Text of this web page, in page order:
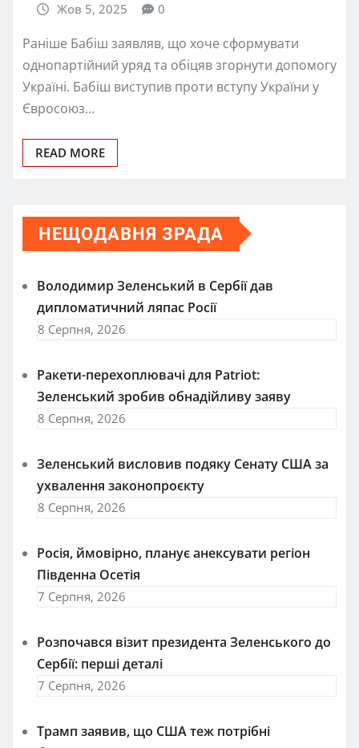
Жов 5, 2025 0
Раніше Бабіш заявляв, що хоче сформувати
однопартійний уряд та обіцяв згорнути допомогу
Україні. Бабіш виступив проти вступу України у
Євросоюз…
READ MORE
НЕЩОДАВНЯ ЗРАДА
Володимир Зеленський в Сербії дав
дипломатичний ляпас Росії
8 Серпня, 2026
Ракети-перехоплювачі для Patriot:
Зеленський зробив обнадійливу заяву
8 Серпня, 2026
Зеленський висловив подяку Сенату США за
ухвалення законопроєкту
8 Серпня, 2026
Росія, ймовірно, планує анексувати регіон
Південна Осетія
7 Серпня, 2026
Розпочався візит президента Зеленського до
Сербії: перші деталі
7 Серпня, 2026
Трамп заявив, що США теж потрібні